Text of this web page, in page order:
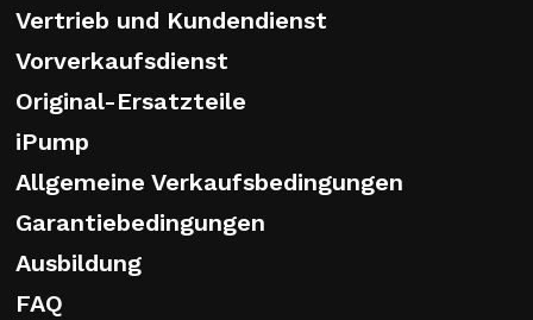
Vertrieb und Kundendienst
Vorverkaufsdienst
Original-Ersatzteile
iPump
Allgemeine Verkaufsbedingungen
Garantiebedingungen
Ausbildung
FAQ